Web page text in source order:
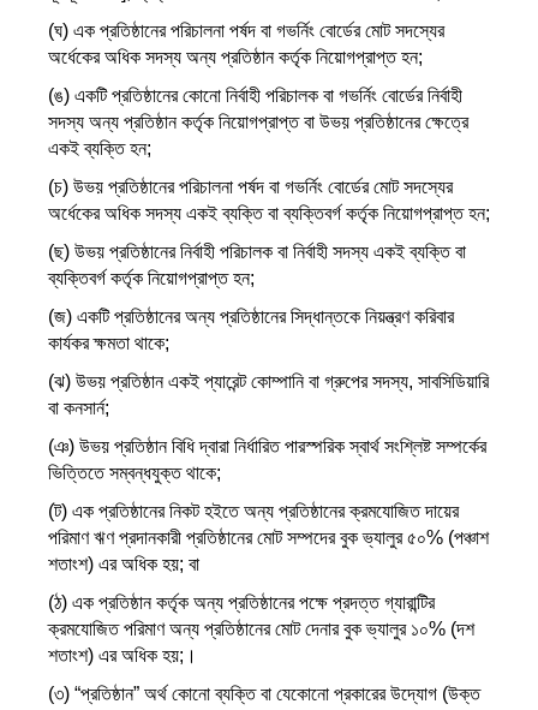
(ঘ) এক প্রতিষ্ঠানের পরিচালনা পর্ষদ বা গভর্নিং বোর্ডের মোট সদস্যের
অর্ধেকের অধিক সদস্য অন্য প্রতিষ্ঠান কর্তৃক নিয়োগপ্রাপ্ত হন;
(ঙ) একটি প্রতিষ্ঠানের কোনো নির্বাহী পরিচালক বা গভর্নিং বোর্ডের নির্বাহী
সদস্য অন্য প্রতিষ্ঠান কর্তৃক নিয়োগপ্রাপ্ত বা উভয় প্রতিষ্ঠানের ক্ষেত্রে
একই ব্যক্তি হন;
(চ) উভয় প্রতিষ্ঠানের পরিচালনা পর্ষদ বা গভর্নিং বোর্ডের মোট সদস্যের
অর্ধেকের অধিক সদস্য একই ব্যক্তি বা ব্যক্তিবর্গ কর্তৃক নিয়োগপ্রাপ্ত হন;
(ছ) উভয় প্রতিষ্ঠানের নির্বাহী পরিচালক বা নির্বাহী সদস্য একই ব্যক্তি বা
ব্যক্তিবর্গ কর্তৃক নিয়োগপ্রাপ্ত হন;
(জ) একটি প্রতিষ্ঠানের অন্য প্রতিষ্ঠানের সিদ্ধান্তকে নিয়ন্ত্রণ করিবার
কার্যকর ক্ষমতা থাকে;
(ঝ) উভয় প্রতিষ্ঠান একই প্যারেন্ট কোম্পানি বা গ্রুপের সদস্য, সাবসিডিয়ারি
বা কনসার্ন;
(ঞ) উভয় প্রতিষ্ঠান বিধি দ্বারা নির্ধারিত পারস্পরিক স্বার্থ সংশ্লিষ্ট সম্পর্কের
ভিত্তিতে সম্বন্ধযুক্ত থাকে;
(ট) এক প্রতিষ্ঠানের নিকট হইতে অন্য প্রতিষ্ঠানের ক্রমযোজিত দায়ের
পরিমাণ ঋণ প্রদানকারী প্রতিষ্ঠানের মোট সম্পদের বুক ভ্যালুর ৫০% (পঞ্চাশ
শতাংশ) এর অধিক হয়; বা
(ঠ) এক প্রতিষ্ঠান কর্তৃক অন্য প্রতিষ্ঠানের পক্ষে প্রদত্ত গ্যারান্টির
ক্রমযোজিত পরিমাণ অন্য প্রতিষ্ঠানের মোট দেনার বুক ভ্যালুর ১০% (দশ
শতাংশ) এর অধিক হয়;।
(৩) “প্রতিষ্ঠান” অর্থ কোনো ব্যক্তি বা যেকোনো প্রকারের উদ্যোগ (উক্ত